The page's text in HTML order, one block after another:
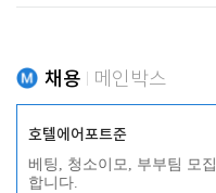
채용 메인박스
호텔에어포트준
베팅, 청소이모, 부부팀 모집
합니다.